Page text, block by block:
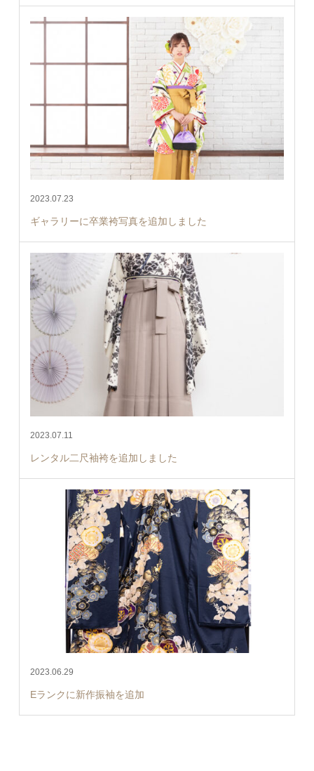
2023.07.23
ギャラリーに卒業袴写真を追加しました
2023.07.11
レンタル二尺袖袴を追加しました
2023.06.29
Eランクに新作振袖を追加